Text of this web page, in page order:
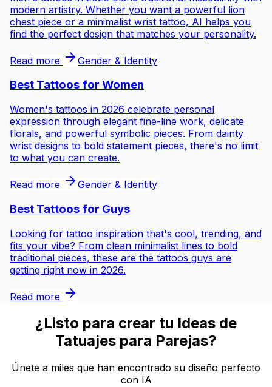
modern artistry. Whether you want a powerful lion
chest piece or a minimalist wrist tattoo, AI helps you
find the perfect design that matches your personality.
Read more Gender & Identity
Best Tattoos for Women
Women's tattoos in 2026 celebrate personal
expression through elegant fine-line work, delicate
florals, and powerful symbolic pieces. From dainty
wrist designs to bold statement pieces, there's no limit
to what you can create.
Read more Gender & Identity
Best Tattoos for Guys
Looking for tattoo inspiration that's cool, trending, and
fits your vibe? From clean minimalist lines to bold
traditional pieces, these are the tattoos guys are
getting right now in 2026.
Read more
¿Listo para crear tu Ideas de
Tatuajes para Parejas?
Únete a miles que han encontrado su diseño perfecto
con IA